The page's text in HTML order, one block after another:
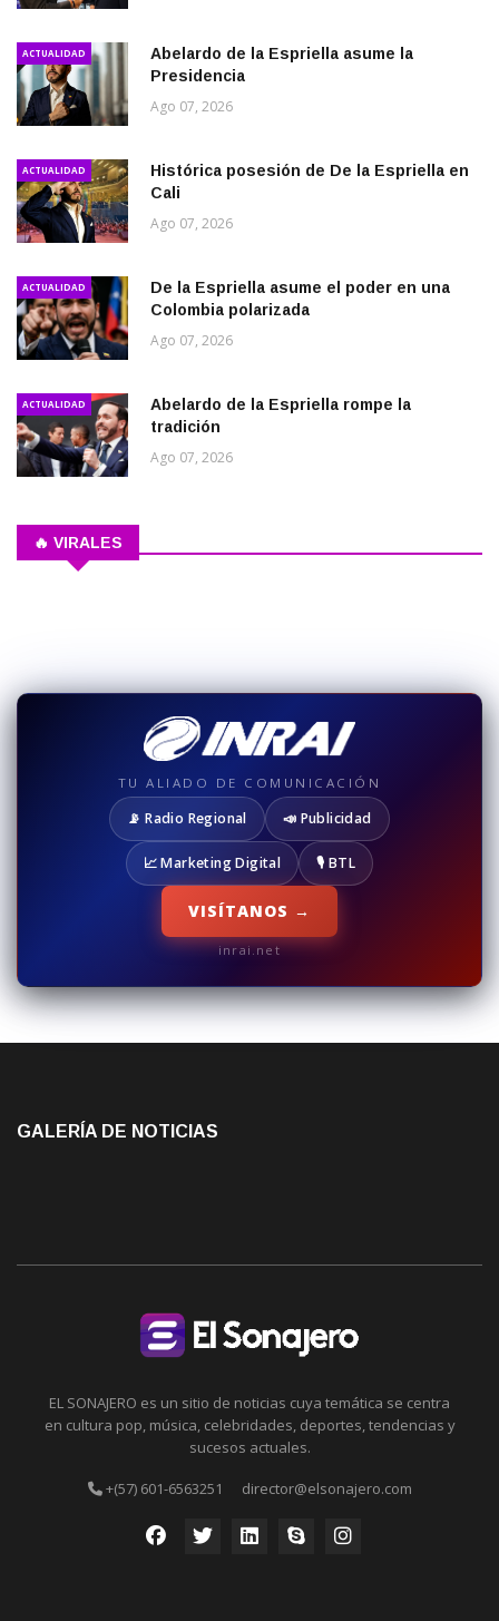
ACTUALIDAD
Abelardo de la Espriella asume la
Presidencia
Ago 07, 2026
ACTUALIDAD
Histórica posesión de De la Espriella en
Cali
Ago 07, 2026
ACTUALIDAD
De la Espriella asume el poder en una
Colombia polarizada
Ago 07, 2026
ACTUALIDAD
Abelardo de la Espriella rompe la
tradición
Ago 07, 2026
🔥 VIRALES
TU ALIADO DE COMUNICACIÓN
📡 Radio Regional 📣 Publicidad
📈 Marketing Digital 🎙️ BTL
VISÍTANOS →
inrai.net
GALERÍA DE NOTICIAS
EL SONAJERO es un sitio de noticias cuya temática se centra
en cultura pop, música, celebridades, deportes, tendencias y
sucesos actuales.
+(57) 601-6563251 director@elsonajero.com